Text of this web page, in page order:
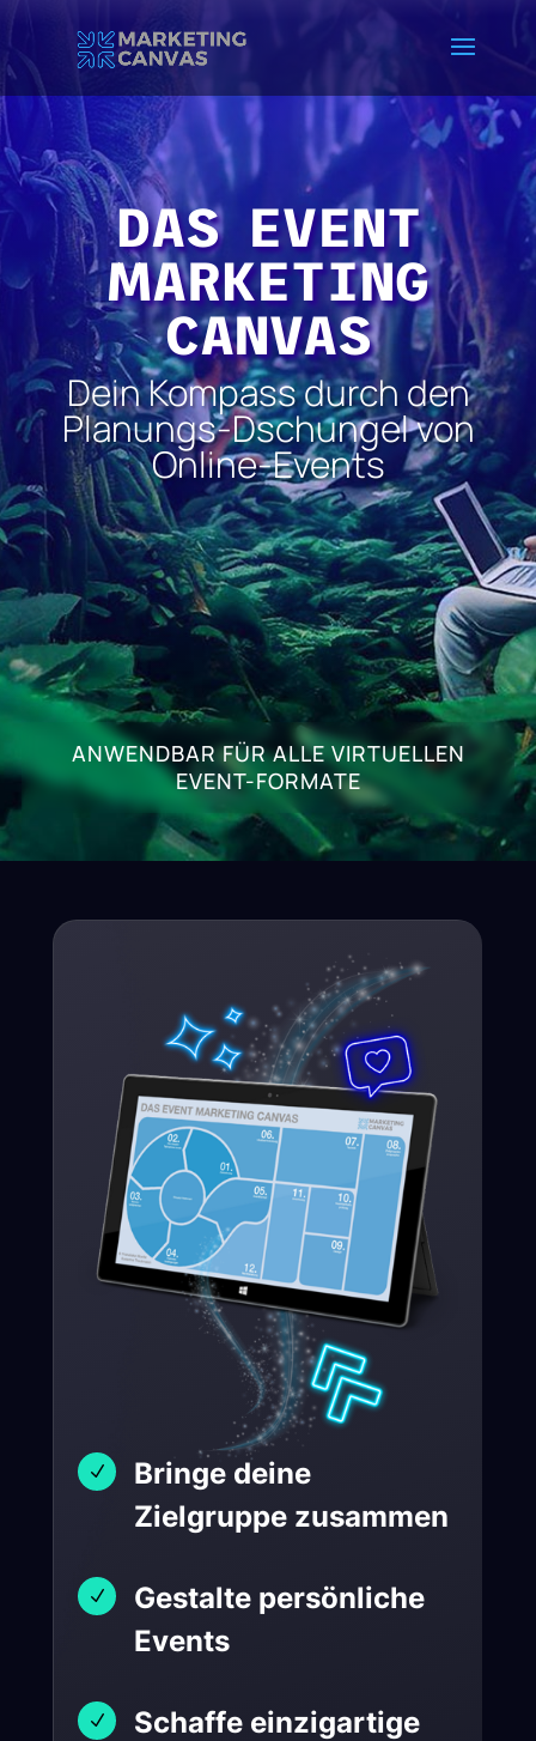
DAS EVENT
MARKETING
CANVAS
Dein Kompass durch den
Planungs-Dschungel von
Online-Events
ANWENDBAR FÜR ALLE VIRTUELLEN
EVENT-FORMATE
N
Bringe deine
Zielgruppe zusammen
N
Gestalte persönliche
Events
N
Schaffe einzigartige